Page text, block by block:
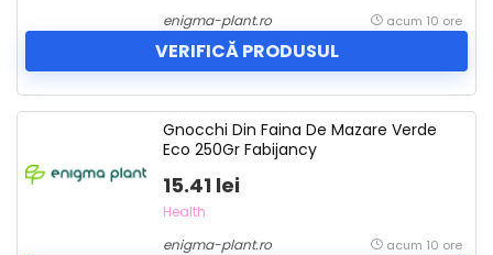
enigma-plant.ro
acum 10 ore
VERIFICĂ PRODUSUL
Gnocchi Din Faina De Mazare Verde
Eco 250Gr Fabijancy
15.41 lei
Health
enigma-plant.ro
acum 10 ore